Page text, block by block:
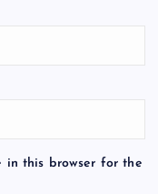
in this browser for the